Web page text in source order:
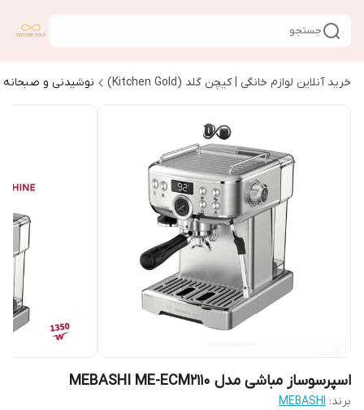
جستجو
خرید آنلاین لوازم خانگی | کیچن گلد (Kitchen Gold) نوشیدنی و صبحانه
اسپرسوساز مباشی مدل MEBASHI ME-ECM2110
برند: MEBASHI